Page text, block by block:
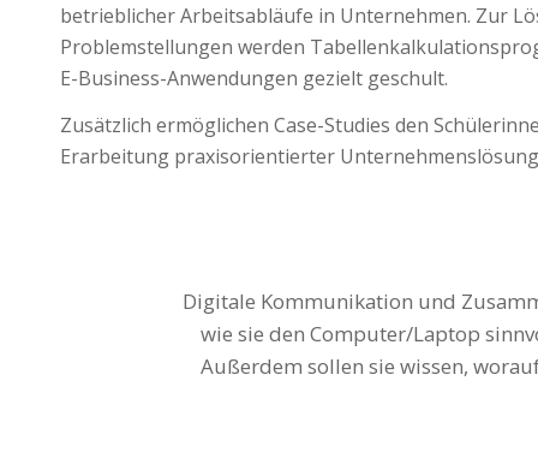
betrieblicher Arbeitsabläufe in Unternehmen. Zur
Problemstellungen werden
E-Business-Anwendungen gezielt geschult.
Zusätzlich ermöglichen Case-Studies den
Erarbeitung praxisorientierter
Digitale Kommunikation und
wie sie den Computer/Laptop
Außerdem sollen sie wissen,
Wirtschaftsinformatik bereitet auf
und damit Arbeitsabläufe